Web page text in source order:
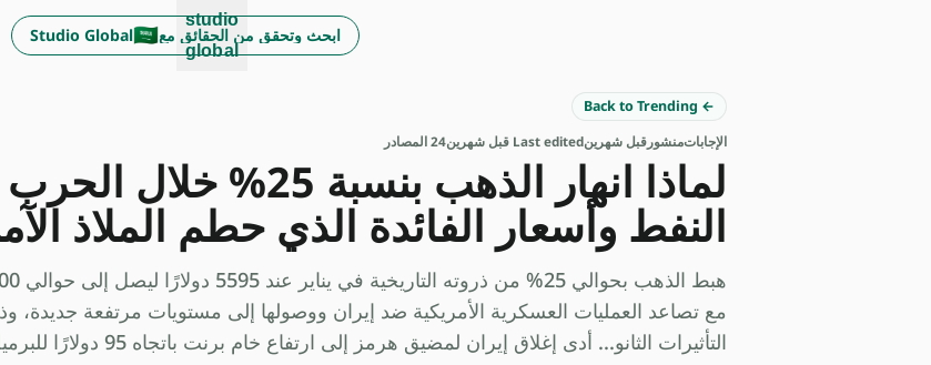
studio
global
ابحث وتحقق من الحقائق مع Studio Global AI🇸🇦
← Back to Trending
الإجاباتمنشور قبل شهرينLast edited قبل شهرين 24 المصادر
لماذا انهار الذهب بنسبة
النفط وأسعار الفائدة الذي حطم الملاذ
مع تصاعد العمليات العسكرية الأمريكية ضد إيران ووصولها إلى مستويات مرتفعة
التأثيرات الثانو... أدى إغلاق إيران